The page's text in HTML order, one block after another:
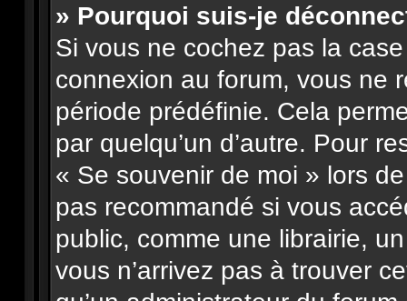
» Pourquoi suis-je
Si vous ne cochez pas la
connexion au forum, vous ne
période prédéfinie. Cela
par quelqu’un d’autre. Pour
« Se souvenir de moi » lors
pas recommandé si vous
public, comme une librairie,
vous n’arrivez pas à trouver